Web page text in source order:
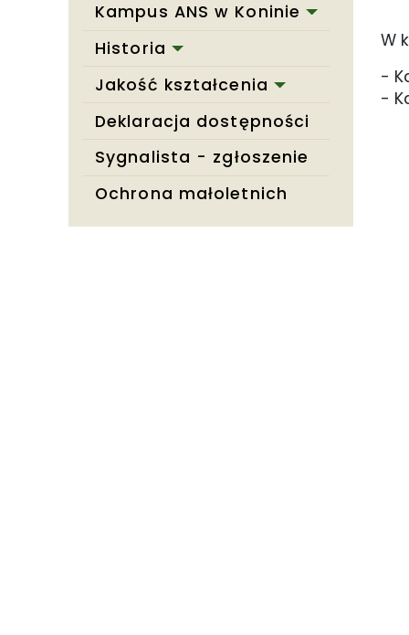
Kampus ANS w Koninie
Historia
Jakość kształcenia
Deklaracja dostępności
Sygnalista - zgłoszenie
Ochrona małoletnich
W
-
-